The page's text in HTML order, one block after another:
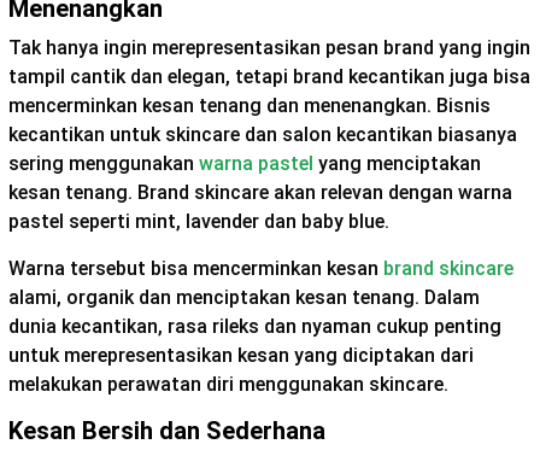
Menenangkan
Tak hanya ingin merepresentasikan pesan brand yang ingin
tampil cantik dan elegan, tetapi brand kecantikan juga bisa
mencerminkan kesan tenang dan menenangkan. Bisnis
kecantikan untuk skincare dan salon kecantikan biasanya
sering menggunakan warna pastel yang menciptakan
kesan tenang. Brand skincare akan relevan dengan warna
pastel seperti mint, lavender dan baby blue.
Warna tersebut bisa mencerminkan kesan brand skincare
alami, organik dan menciptakan kesan tenang. Dalam
dunia kecantikan, rasa rileks dan nyaman cukup penting
untuk merepresentasikan kesan yang diciptakan dari
melakukan perawatan diri menggunakan skincare.
Kesan Bersih dan Sederhana